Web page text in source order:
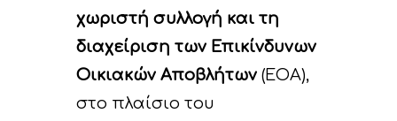
χωριστή συλλογή και τη
διαχείριση των Επικίνδυνων
Οικιακών Αποβλήτων (ΕΟΑ),
στο πλαίσιο του